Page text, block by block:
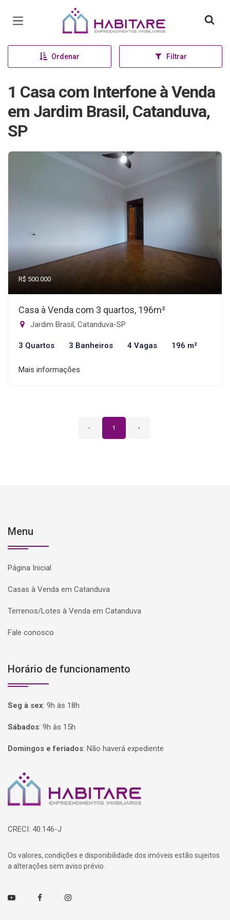
Página inicial
Ordenar Filtrar
1 Casa com Interfone à Venda
em Jardim Brasil, Catanduva,
SP
R$ 500.000
Casa à Venda com 3 quartos, 196m²
Jardim Brasil, Catanduva-SP
3 Quartos 3 Banheiros 4 Vagas 196 m²
Mais informações
‹ 1 ›
Menu
Página Inicial
Casas à Venda em Catanduva
Terrenos/Lotes à Venda em Catanduva
Fale conosco
Horário de funcionamento
Seg à sex: 9h às 18h
Sábados: 9h às 15h
Domingos e feriados: Não haverá expediente
Página inicial
CRECI: 40.146-J
Os valores, condições e disponibilidade dos imóveis estão sujeitos
a alterações sem aviso prévio.
Youtube FacebookInstagram